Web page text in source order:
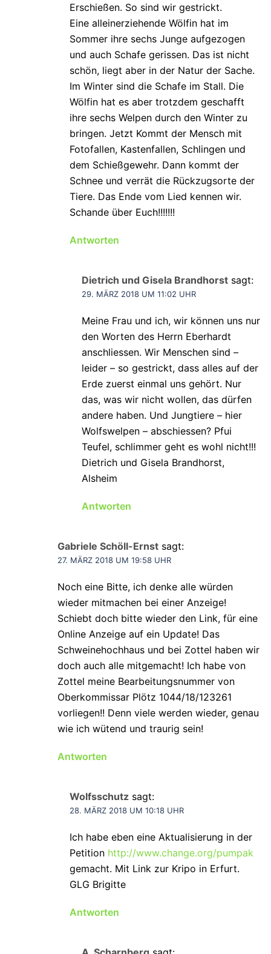
Erschießen. So sind wir gestrickt.
Eine alleinerziehende Wölfin hat im
Sommer ihre sechs Junge aufgezogen
und auch Schafe gerissen. Das ist nicht
schön, liegt aber in der Natur der Sache.
Im Winter sind die Schafe im Stall. Die
Wölfin hat es aber trotzdem geschafft
ihre sechs Welpen durch den Winter zu
bringen. Jetzt Kommt der Mensch mit
Fotofallen, Kastenfallen, Schlingen und
dem Schießgewehr. Dann kommt der
Schnee und verrät die Rückzugsorte der
Tiere. Das Ende vom Lied kennen wir.
Schande über Euch!!!!!!!
Antworten
Dietrich und Gisela Brandhorst sagt:
29. MÄRZ 2018 UM 11:02 UHR
Meine Frau und ich, wir können uns nur
den Worten des Herrn Eberhardt
anschliessen. Wir Menschen sind –
leider – so gestrickt, dass alles auf der
Erde zuerst einmal uns gehört. Nur
das, was wir nicht wollen, das dürfen
andere haben. Und Jungtiere – hier
Wolfswelpen – abschiessen? Pfui
Teufel, schlimmer geht es wohl nicht!!!
Dietrich und Gisela Brandhorst,
Alsheim
Antworten
Gabriele Schöll-Ernst sagt:
27. MÄRZ 2018 UM 19:58 UHR
Noch eine Bitte, ich denke alle würden
wieder mitmachen bei einer Anzeige!
Schiebt doch bitte wieder den Link, für eine
Online Anzeige auf ein Update! Das
Schweinehochhaus und bei Zottel haben wir
doch auch alle mitgemacht! Ich habe von
Zottel meine Bearbeitungsnummer von
Oberkommissar Plötz 1044/18/123261
vorliegen!! Denn viele werden wieder, genau
wie ich wütend und traurig sein!
Antworten
Wolfsschutz sagt:
28. MÄRZ 2018 UM 10:18 UHR
Ich habe eben eine Aktualisierung in der
Petition http://www.change.org/pumpak
gemacht. Mit Link zur Kripo in Erfurt.
GLG Brigitte
Antworten